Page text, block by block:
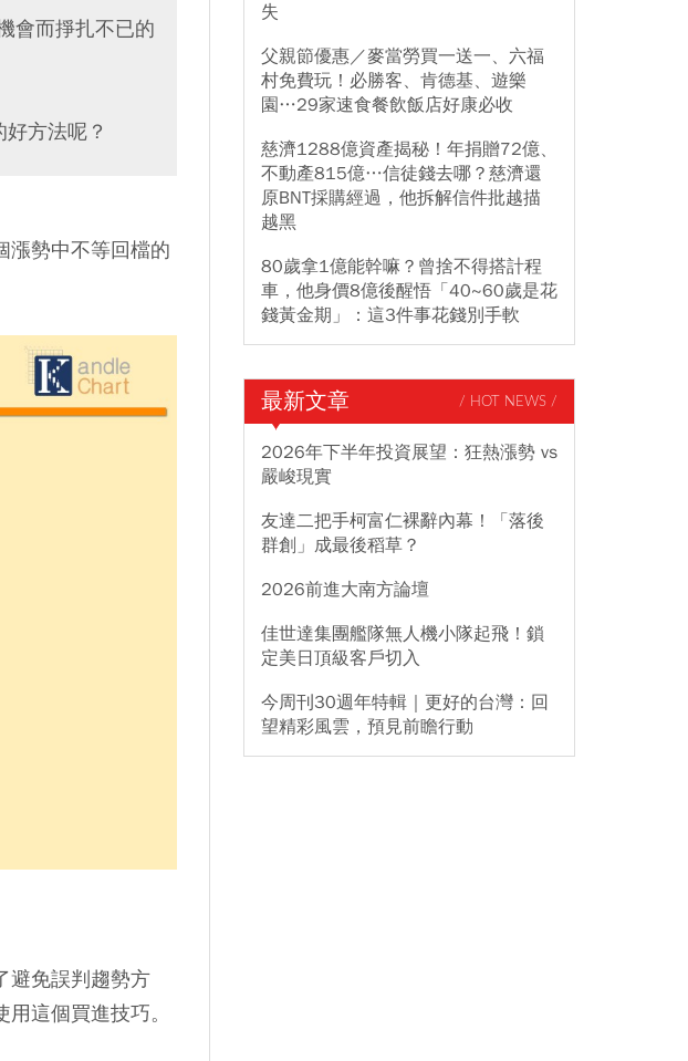
會而掙扎不已的
方法呢？
漲勢中不等回檔的
避免誤判趨勢方
這個買進技巧。
失
父親節優惠／麥當勞買一送一、六福
村免費玩！必勝客、肯德基、遊樂
園…29家速食餐飲飯店好康必收
慈濟1288億資產揭秘！年捐贈72億、
不動產815億…信徒錢去哪？慈濟還
原BNT採購經過，他拆解信件批越描
越黑
80歲拿1億能幹嘛？曾捨不得搭計程
車，他身價8億後醒悟「40~60歲是花
錢黃金期」：這3件事花錢別手軟
最新文章 / HOT NEWS /
2026年下半年投資展望：狂熱漲勢 vs
嚴峻現實
友達二把手柯富仁裸辭內幕！「落後
群創」成最後稻草？
2026前進大南方論壇
佳世達集團艦隊無人機小隊起飛！鎖
定美日頂級客戶切入
今周刊30週年特輯｜更好的台灣：回
望精彩風雲，預見前瞻行動